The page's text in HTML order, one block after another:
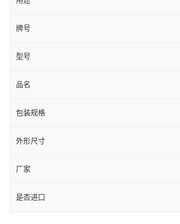
牌号
型号
品名
包装规格
外形尺寸
厂家
是否进口